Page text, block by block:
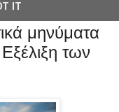
μηνύματα
των
IT